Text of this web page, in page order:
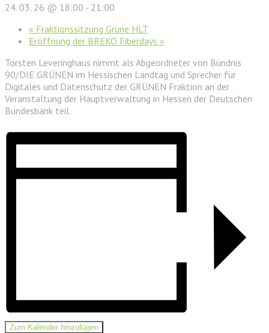
24. 03. 26 @ 18:00 - 21:00
« Fraktionssitzung Grüne HLT
Eröffnung der BREKO Fiberdays »
Torsten Leveringhaus nimmt als Abgeordneter von Bündnis
90/DIE GRÜNEN im Hessischen Landtag und Sprecher für
Digitales und Datenschutz der GRÜNEN Fraktion an der
Veranstaltung der Hauptverwaltung in Hessen der Deutschen
Bundesbank teil.
Zum Kalender hinzufügen